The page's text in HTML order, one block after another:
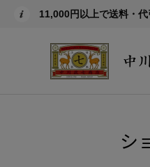
11,000円以上で送料・
シ